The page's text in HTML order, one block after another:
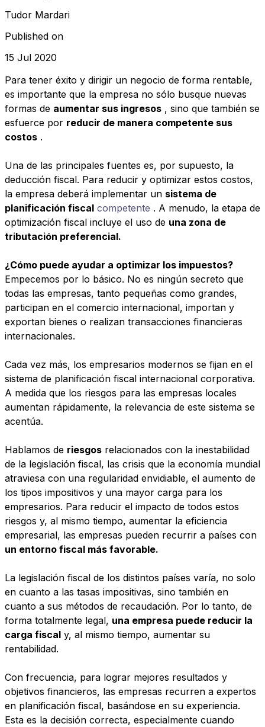
Tudor Mardari
Published on
15 Jul 2020
Para tener éxito y dirigir un negocio de forma rentable,
es importante que la empresa no sólo busque nuevas
formas de aumentar sus ingresos , sino que también se
esfuerce por reducir de manera competente sus
costos .
Una de las principales fuentes es, por supuesto, la
deducción fiscal. Para reducir y optimizar estos costos,
la empresa deberá implementar un sistema de
planificación fiscal competente . A menudo, la etapa de
optimización fiscal incluye el uso de una zona de
tributación preferencial.
¿Cómo puede ayudar a optimizar los impuestos?
Empecemos por lo básico. No es ningún secreto que
todas las empresas, tanto pequeñas como grandes,
participan en el comercio internacional, importan y
exportan bienes o realizan transacciones financieras
internacionales.
Cada vez más, los empresarios modernos se fijan en el
sistema de planificación fiscal internacional corporativa.
A medida que los riesgos para las empresas locales
aumentan rápidamente, la relevancia de este sistema se
acentúa.
Hablamos de riesgos relacionados con la inestabilidad
de la legislación fiscal, las crisis que la economía mundial
atraviesa con una regularidad envidiable, el aumento de
los tipos impositivos y una mayor carga para los
empresarios. Para reducir el impacto de todos estos
riesgos y, al mismo tiempo, aumentar la eficiencia
empresarial, las empresas pueden recurrir a países con
un entorno fiscal más favorable.
La legislación fiscal de los distintos países varía, no solo
en cuanto a las tasas impositivas, sino también en
cuanto a sus métodos de recaudación. Por lo tanto, de
forma totalmente legal, una empresa puede reducir la
carga fiscal y, al mismo tiempo, aumentar su
rentabilidad.
Con frecuencia, para lograr mejores resultados y
objetivos financieros, las empresas recurren a expertos
en planificación fiscal, basándose en su experiencia.
Esta es la decisión correcta, especialmente cuando